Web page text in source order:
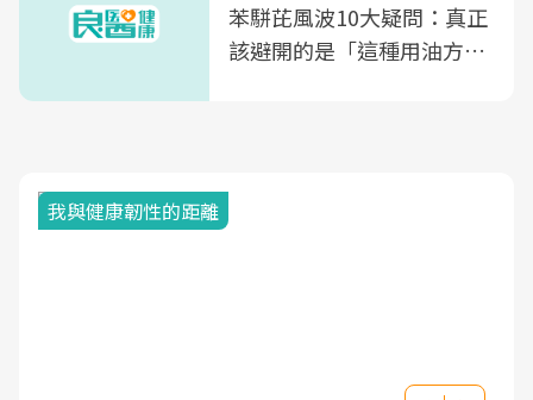
苯駢芘風波10大疑問：真正
該避開的是「這種用油方
我與健康韌性的距離